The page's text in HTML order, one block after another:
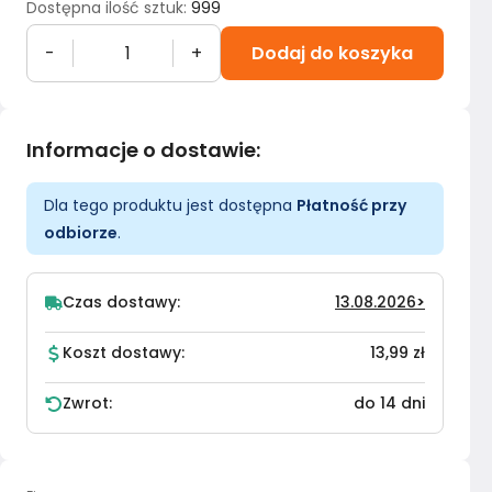
Dostępna ilość sztuk: 999
- + Dodaj do koszyka
Informacje o dostawie:
Dla tego produktu jest dostępna Płatność przy
odbiorze.
Czas dostawy: 13.08.2026>
Koszt dostawy: 13,99 zł
Zwrot: do 14 dni